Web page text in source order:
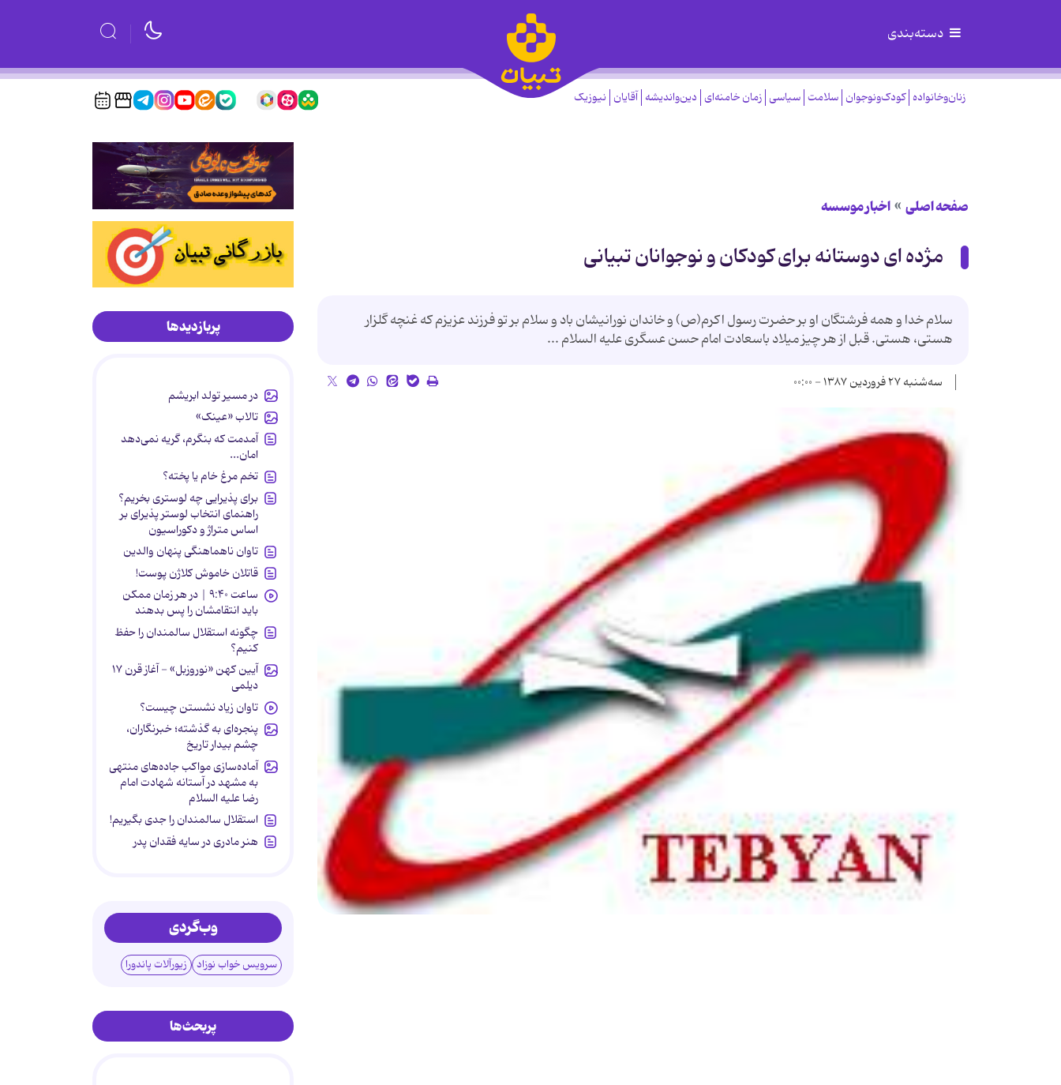
دسته‌بندی
زنان‌وخانواده کودک‌ونوجوان سلامت سیاسی زمان خامنه‌ای دین‌واندیشه آقایان نیوزیک
صفحه اصلی اخبار موسسه
مژده ای دوستانه برای کودکان و نوجوانان تبیانی
سلام خدا و همه فرشتگان او بر حضرت رسول اکرم(ص) و خاندان نورانیشان باد و سلام بر تو فرزند عزیزم که غنچه گلزار
هستی، هستی. قبل از هر چیز میلاد باسعادت امام حسن عسگری علیه السلام ...
سه‌شنبه ۲۷ فروردین ۱۳۸۷ - ۰۰:۰۰
پربازدیدها
در مسیر تولد ابریشم
تالاب «عینک»
آمدمت که بنگرم، گریه نمی‌دهد
امان...
تخم مرغ خام یا پخته؟
برای پذیرایی چه لوستری بخریم؟
راهنمای انتخاب لوستر پذیرای بر
اساس متراژ و دکوراسیون
تاوان ناهماهنگی پنهان والدین
قاتلان خاموش کلاژن پوست!
ساعت ۹:۴۰ | در هر زمان ممکن
باید انتقامشان را پس بدهند
چگونه استقلال سالمندان را حفظ
کنیم؟
آیین کهن «نوروزبل» - آغاز قرن ۱۷
دیلمی
تاوان زیاد نشستن چیست؟
پنجره‌ای به گذشته؛ خبرنگاران،
چشم بیدار تاریخ
آماده‌سازی مواکب جاده‌های منتهی
به مشهد در آستانه شهادت امام
رضا علیه السلام
استقلال سالمندان را جدی بگیریم!
هنر مادری در سایه‌ فقدان پدر
وب‌گردی
سرویس خواب نوزاد زیورآلات پاندورا
پربحث‌ها